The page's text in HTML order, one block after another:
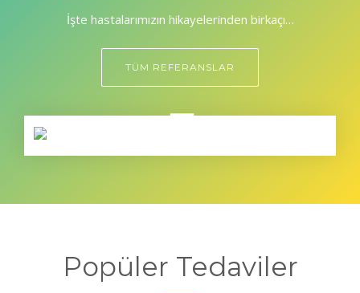
İşte hastalarımızın hikayelerinden birkaçı…
TÜM REFERANSLAR
Popüler Tedaviler